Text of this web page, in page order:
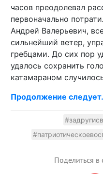
часов преодолевал
первоначально
Андрей Валерьевич,
сильнейший ветер,
гребцами. До сих пор
удалось сохранить
катамараном
Продолжение
Поделиться в